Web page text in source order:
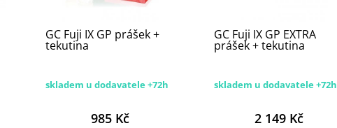
GC Fuji IX GP prášek +
tekutina
skladem u dodavatele +72h
985 Kč
GC Fuji IX GP EXTRA
prášek + tekutina
skladem u dodavatele +72h
2 149 Kč